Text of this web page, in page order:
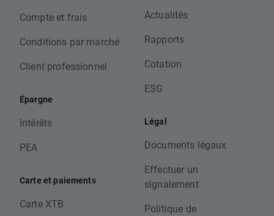
Compte et frais
Conditions par marché
Client professionnel
Épargne
Intérêts
PEA
Carte et paiements
Carte XTB
Actualités
Rapports
Cotation
ESG
Légal
Documents légaux
Effectuer un
signalement
Politique de